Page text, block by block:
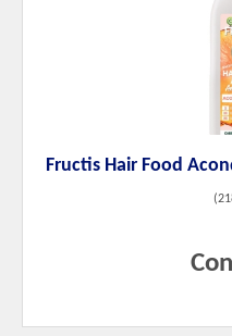
Fructis Hair Food
(